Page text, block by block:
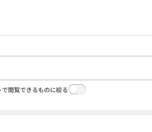
閲覧できるものに絞る